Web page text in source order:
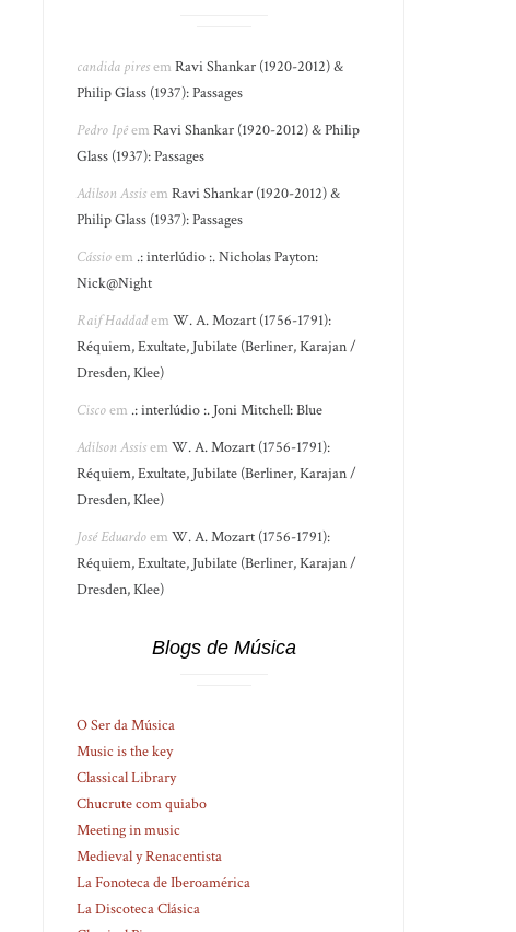
candida piresemRavi Shankar (1920-2012) &
Philip Glass (1937): Passages
Pedro IpêemRavi Shankar (1920-2012) & Philip
Glass (1937): Passages
Adilson AssisemRavi Shankar (1920-2012) &
Philip Glass (1937): Passages
Cássioem .: interlúdio :. Nicholas Payton:
Nick@Night
Raif HaddademW. A. Mozart (1756-1791):
Réquiem, Exultate, Jubilate (Berliner, Karajan /
Dresden, Klee)
Ciscoem .: interlúdio :. Joni Mitchell: Blue
Adilson AssisemW. A. Mozart (1756-1791):
Réquiem, Exultate, Jubilate (Berliner, Karajan /
Dresden, Klee)
José EduardoemW. A. Mozart (1756-1791):
Réquiem, Exultate, Jubilate (Berliner, Karajan /
Dresden, Klee)
Blogs de Música
O Ser da Música
Music is the key
Classical Library
Chucrute com quiabo
Meeting in music
Medieval y Renacentista
La Fonoteca de Iberoamérica
La Discoteca Clásica